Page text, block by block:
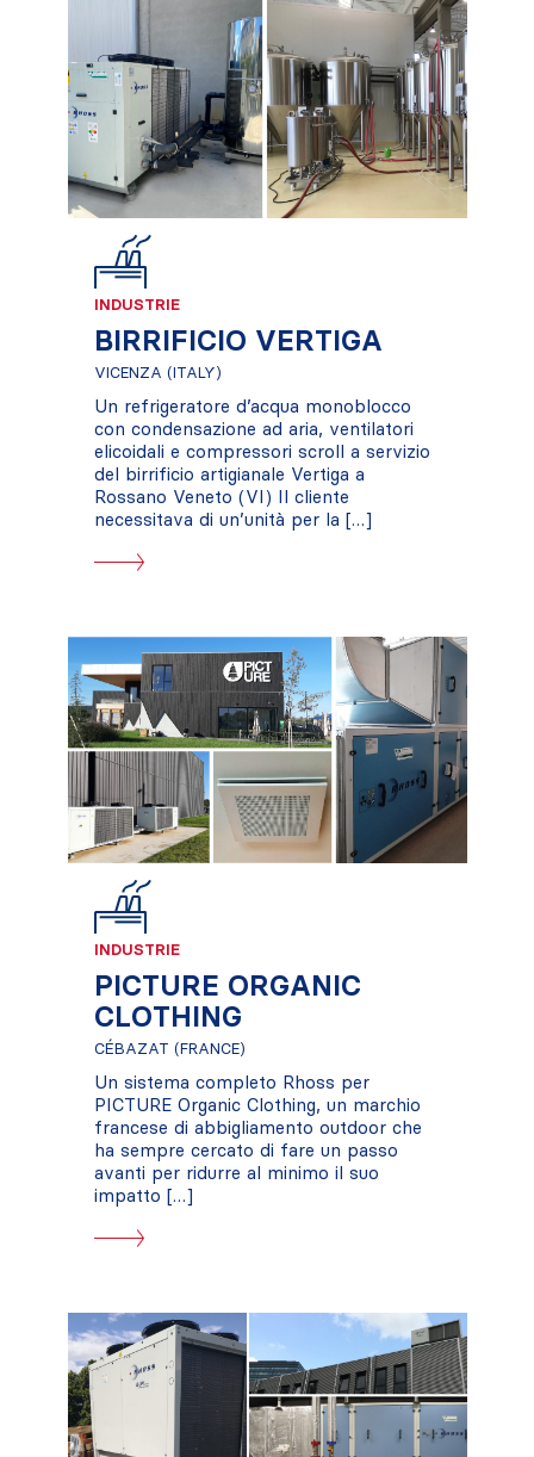
INDUSTRIE
BIRRIFICIO VERTIGA
VICENZA (ITALY)
Un refrigeratore d’acqua monoblocco
con condensazione ad aria, ventilatori
elicoidali e compressori scroll a servizio
del birrificio artigianale Vertiga a
Rossano Veneto (VI) Il cliente
necessitava di un’unità per la […]
INDUSTRIE
PICTURE ORGANIC
CLOTHING
CÉBAZAT (FRANCE)
Un sistema completo Rhoss per
PICTURE Organic Clothing, un marchio
francese di abbigliamento outdoor che
ha sempre cercato di fare un passo
avanti per ridurre al minimo il suo
impatto […]